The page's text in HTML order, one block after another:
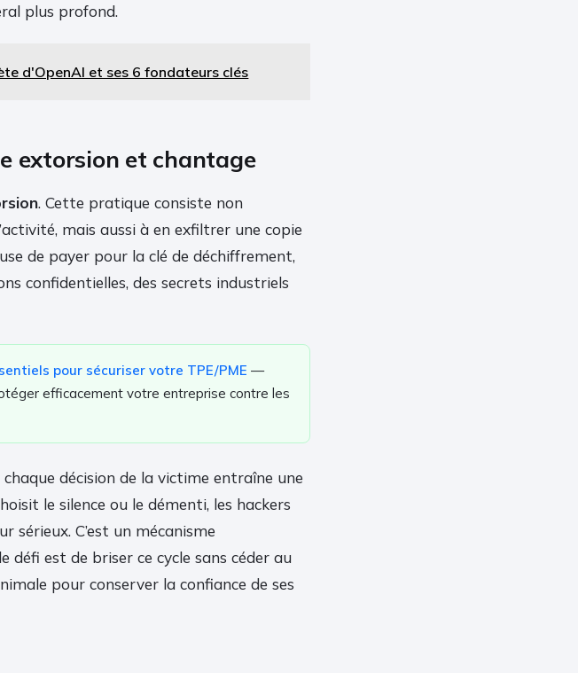
plus profond.
d'OpenAI et ses 6 fondateurs clés
extorsion et chantage
. Cette pratique consiste non
mais aussi à en exfiltrer une copie
de payer pour la clé de déchiffrement,
confidentielles, des secrets industriels
pour sécuriser votre TPE/PME —
efficacement votre entreprise contre les
décision de la victime entraîne une
le silence ou le démenti, les hackers
C’est un mécanisme
défi est de briser ce cycle sans céder au
pour conserver la confiance de ses